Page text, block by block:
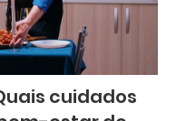
cuidados